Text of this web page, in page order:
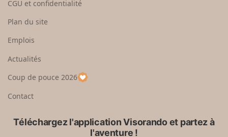
e
u
p
a
CGU et confidentialité
Plan du site
Emplois
Actualités
Coup de pouce 2026
Contact
Téléchargez l'application Visorando et partez à
l'aventure !